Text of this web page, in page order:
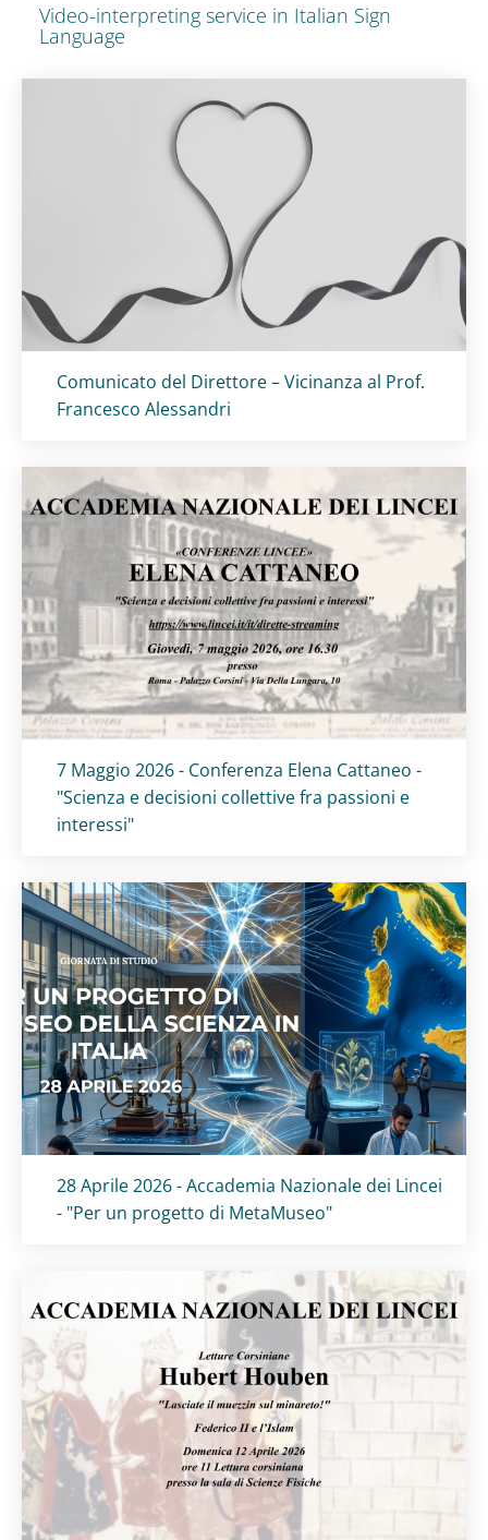
Video-interpreting service in Italian Sign
Language
Titolo card:
Comunicato del Direttore – Vicinanza al Prof.
Francesco Alessandri
Titolo card:
7 Maggio 2026 - Conferenza Elena Cattaneo -
"Scienza e decisioni collettive fra passioni e
interessi"
Titolo card:
28 Aprile 2026 - Accademia Nazionale dei Lincei
- "Per un progetto di MetaMuseo"